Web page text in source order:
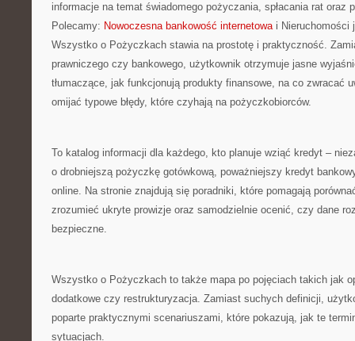
informacje na temat świadomego pożyczania, spłacania rat oraz
Polecamy: Nowoczesna bankowość internetowai Nieruchomości
Wszystko o Pożyczkach stawia na prostotę i praktyczność.
prawniczego czy bankowego, użytkownik otrzymuje jasne
tłumaczące, jak funkcjonują produkty finansowe, na co zwracać
omijać typowe błędy, które czyhają na pożyczkobiorców.
To katalog informacji dla każdego, kto planuje wziąć kredyt –
o drobniejszą pożyczkę gotówkową, poważniejszy kredyt
online. Na stronie znajdują się poradniki, które pomagają
zrozumieć ukryte prowizje oraz samodzielnie ocenić, czy dane
bezpieczne.
Wszystko o Pożyczkach to także mapa po pojęciach takich jak
dodatkowe czy restrukturyzacja. Zamiast suchych definicji,
poparte praktycznymi scenariuszami, które pokazują, jak te
sytuacjach.